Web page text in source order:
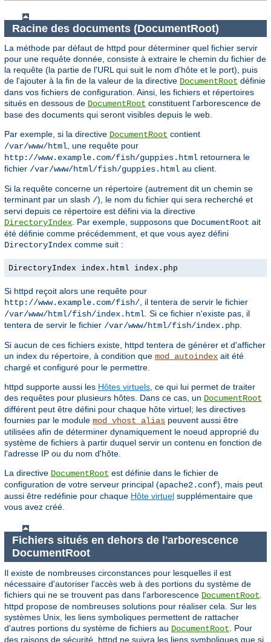
Racine des documents (DocumentRoot)
La méthode par défaut de httpd pour déterminer quel fichier servir
pour une requête donnée, consiste à extraire le chemin du fichier de
la requête (la partie de l'URL qui suit le nom d'hôte et le port), puis
de l'ajouter à la fin de la valeur de la directive DocumentRoot définie
dans vos fichiers de configuration. Ainsi, les fichiers et répertoires
situés en dessous de DocumentRoot constituent l'arborescence de
base des documents qui seront visibles depuis le web.
Par exemple, si la directive DocumentRoot contient
/var/www/html, une requête pour
http://www.example.com/fish/guppies.html retournera le
fichier /var/www/html/fish/guppies.html au client.
Si la requête concerne un répertoire (autrement dit un chemin se
terminant par un slash /), le nom du fichier qui sera recherché et
servi depuis ce répertoire est défini via la directive
DirectoryIndex. Par exemple, supposons que DocumentRoot ait
été définie comme précédemment, et que vous ayez défini
DirectoryIndex comme suit :
DirectoryIndex index.html index.php
Si httpd reçoit alors une requête pour
http://www.example.com/fish/, il tentera de servir le fichier
/var/www/html/fish/index.html. Si ce fichier n'existe pas, il
tentera de servir le fichier /var/www/html/fish/index.php.
Si aucun de ces fichiers existe, httpd tentera de générer et d'afficher
un index du répertoire, à condition que mod_autoindex ait été
chargé et configuré pour le permettre.
httpd supporte aussi les Hôtes virtuels, ce qui lui permet de traiter
des requêtes pour plusieurs hôtes. Dans ce cas, un DocumentRoot
différent peut être défini pour chaque hôte virtuel; les directives
fournies par le module mod_vhost_alias peuvent aussi être
utilisées afin de déterminer dynamiquement le noeud approprié du
système de fichiers à partir duquel servir un contenu en fonction de
l'adresse IP ou du nom d'hôte.
La directive DocumentRoot est définie dans le fichier de
configuration de votre serveur principal (apache2.conf), mais peut
aussi être redéfinie pour chaque Hôte virtuel supplémentaire que
vous avez créé.
Fichiers situés en dehors de l'arborescence
DocumentRoot
Il existe de nombreuses circonstances pour lesquelles il est
nécessaire d'autoriser l'accès web à des portions du système de
fichiers qui ne se trouvent pas dans l'arborescence DocumentRoot
httpd propose de nombreuses solutions pour réaliser cela. Sur les
systèmes Unix, les liens symboliques permettent de rattacher
d'autres portions du système de fichiers au DocumentRoot . Pour
des raisons de sécurité, httpd ne suivra les liens symboliques que si